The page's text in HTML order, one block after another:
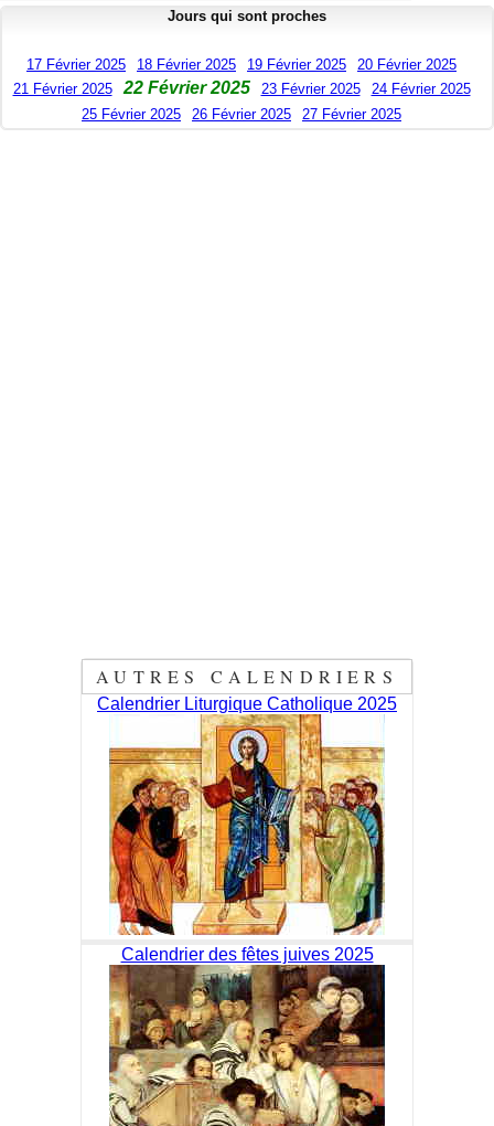
Jours qui sont proches
17 Février 2025 18 Février 2025 19 Février 2025
20 Février 2025
21 Février 2025
22 Février 2025 23 Février 2025
24 Février 2025
25 Février 2025
26 Février 2025 27 Février 2025
AUTRES CALENDRIERS
Calendrier Liturgique Catholique 2025
Calendrier des fêtes juives 2025